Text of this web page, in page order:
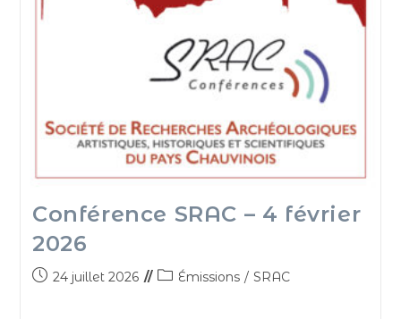
Conférence SRAC – 4 février
2026
24 juillet 2026 Émissions / SRAC